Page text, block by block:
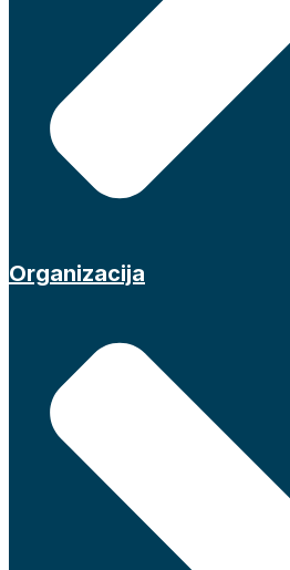
Organizacija